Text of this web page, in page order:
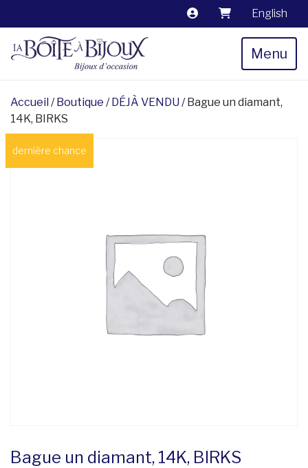
English
Menu
Accueil /Boutique /DÉJÀ VENDU / Bague un diamant,
14K, BIRKS
dernière chance
Bague un diamant, 14K, BIRKS